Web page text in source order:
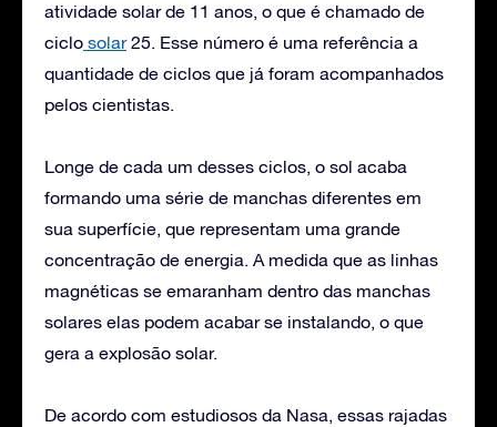
atividade solar de 11 anos, o que é chamado de
ciclo solar25. Esse número é uma referência a
quantidade de ciclos que já foram acompanhados
pelos cientistas.
Longe de cada um desses ciclos, o sol acaba
formando uma série de manchas diferentes em
sua superfície, que representam uma grande
concentração de energia. A medida que as linhas
magnéticas se emaranham dentro das manchas
solares elas podem acabar se instalando, o que
gera a explosão solar.
De acordo com estudiosos da Nasa, essas rajadas